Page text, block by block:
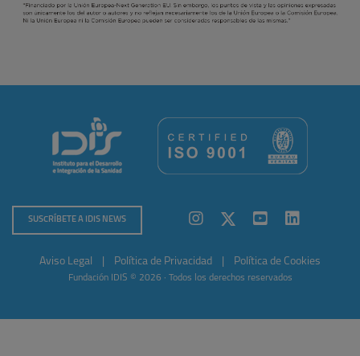
SUSCRÍBETE A IDIS NEWS
Aviso Legal Política de Privacidad Política de Cookies
Fundación IDIS © 2026 · Todos los derechos reservados